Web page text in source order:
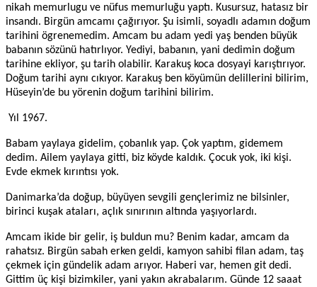
nikah memurlugu ve nüfus memurluğu yaptı. Kusursuz, hatasız bir
insandı. Birgün amcamı çağırıyor. Şu isimli, soyadlı adamın doğum
tarihini ögrenemedim. Amcam bu adam yedi yaş benden büyük
babanın sözünü hatırlıyor. Yediyi, babanın, yani dedimin doğum
tarihine ekliyor, şu tarih olabilir. Karakuş koca dosyayi karıştırıyor.
Doğum tarihi aynı cıkıyor. Karakuş ben köyümün delillerini bilirim,
Hüseyin’de bu yörenin doğum tarihini bilirim.
Yıl 1967.
Babam yaylaya gidelim, çobanlık yap. Çok yaptım, gidemem
dedim. Ailem yaylaya gitti, biz köyde kaldık. Çocuk yok, iki kişi.
Evde ekmek kırıntısı yok.
Danimarka’da doğup, büyüyen sevgili gençlerimiz ne bilsinler,
birinci kuşak ataları, açlık sınırının altında yaşıyorlardı.
Amcam ikide bir gelir, iş buldun mu? Benim kadar, amcam da
rahatsız. Birgün sabah erken geldi, kamyon sahibi filan adam, taş
çekmek için gündelik adam arıyor. Haberi var, hemen git dedi.
Gittim üç kişi bizimkiler, yani yakın akrabalarım. Günde 12 saaat